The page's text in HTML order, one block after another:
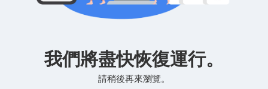
我們將盡快恢復運行。
請稍後再來瀏覽。